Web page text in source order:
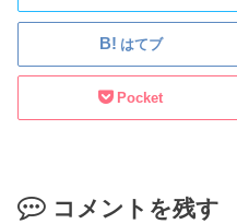
はてブ
Pocket
コメントを残す